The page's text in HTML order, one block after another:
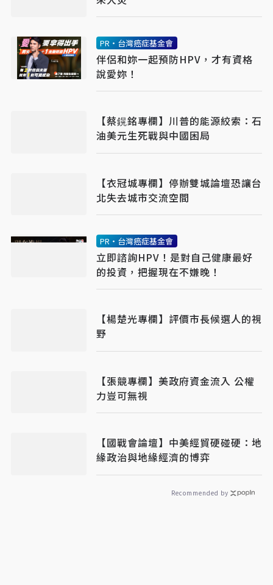
PR・台灣癌症基金會
伴侶和妳一起預防HPV，才有資格
說愛妳！
【蔡鎤銘專欄】川普的能源絞索：石
油美元生死戰與中國困局
【衣冠城專欄】停辦雙城論壇恐讓台
北失去城市交流空間
PR・台灣癌症基金會
立即諮詢HPV！是對自己健康最好
的投資，把握現在不嫌晚！
【楊楚光專欄】評價市長候選人的視
野
【張競專欄】美政府資金流入 公權
力豈可無視
【國戰會論壇】中美經貿硬碰硬：地
緣政治與地緣經濟的博弈
Recommended by